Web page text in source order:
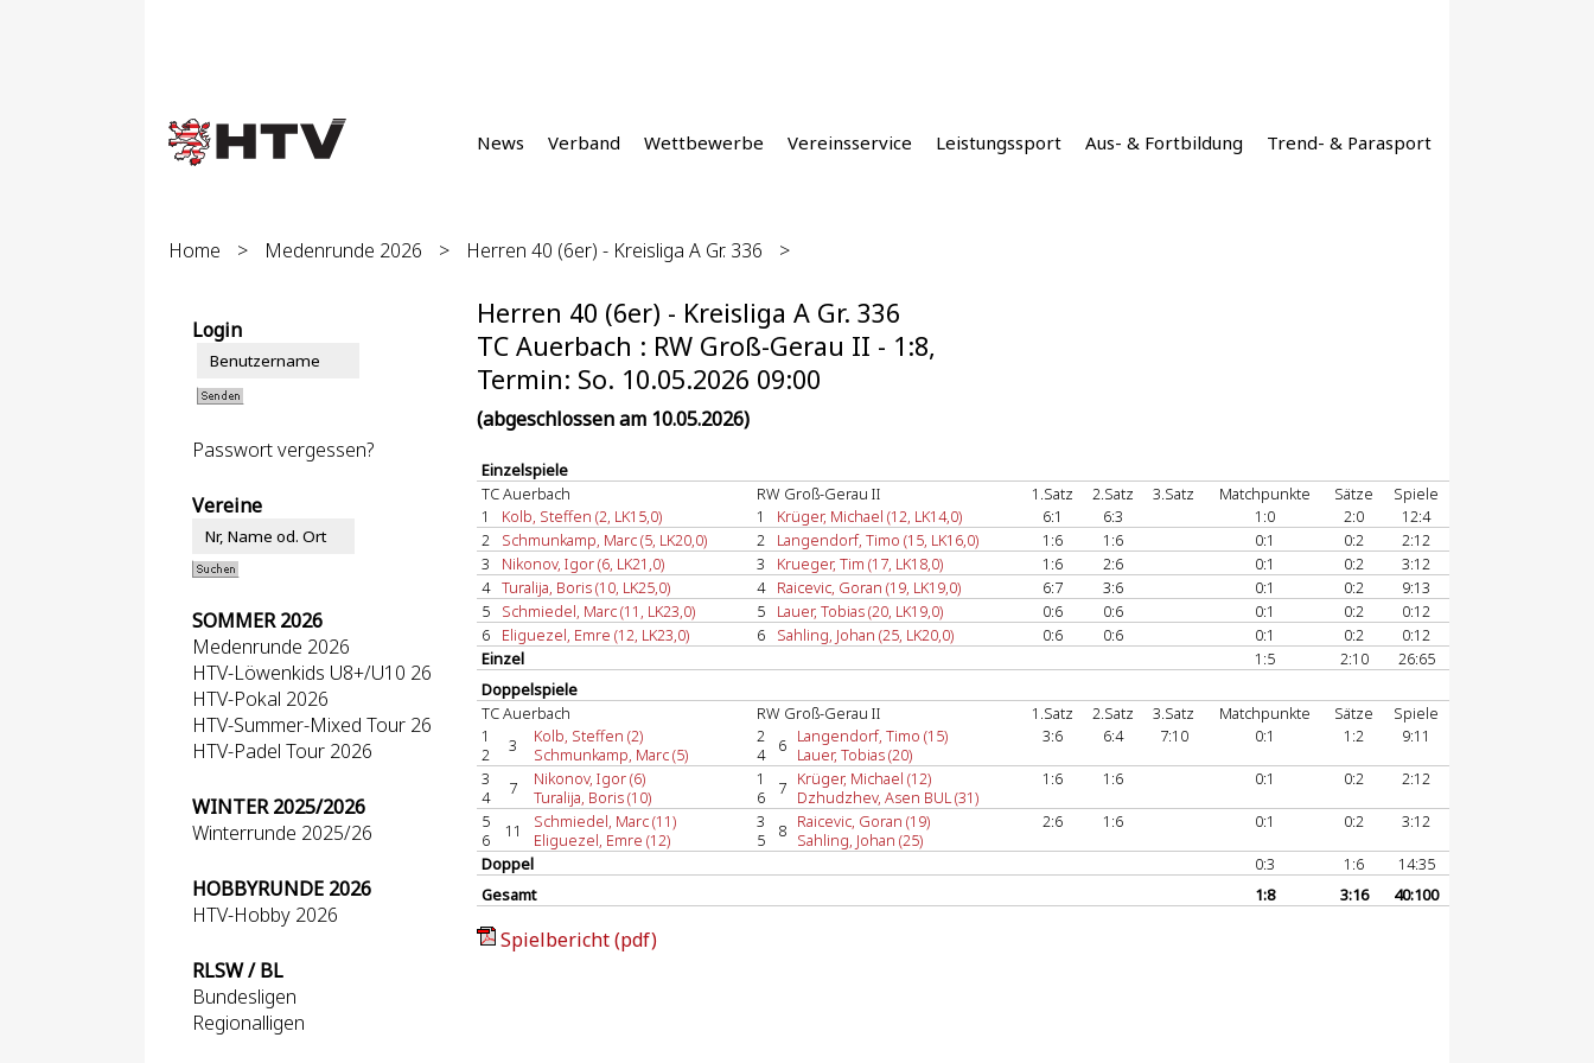
News Verband Wettbewerbe Vereinsservice Leistungssport Aus- & Fortbildung Trend- & Parasport
Home > Medenrunde 2026 > Herren 40 (6er) - Kreisliga A Gr. 336 >
Login
Passwort vergessen?
Vereine
SOMMER 2026
Medenrunde 2026
HTV-Löwenkids U8+/U10 26
HTV-Pokal 2026
HTV-Summer-Mixed Tour 26
HTV-Padel Tour 2026
WINTER 2025/2026
Winterrunde 2025/26
HOBBYRUNDE 2026
HTV-Hobby 2026
RLSW / BL
Bundesligen
Regionalligen
Herren 40 (6er) - Kreisliga A Gr. 336
TC Auerbach : RW Groß-Gerau II - 1:8,
Termin: So. 10.05.2026 09:00
(abgeschlossen am 10.05.2026)
Einzelspiele
TC Auerbach
RW Groß-Gerau II 1.Satz 2.Satz 3.Satz Matchpunkte Sätze
Spiele
1
Kolb, Steffen (2, LK15,0) 1 Krüger, Michael (12, LK14,0) 6:1 6:3 1:0 2:0
12:4
2
Schmunkamp, Marc (5, LK20,0) 2 Langendorf, Timo (15, LK16,0) 1:6 1:6 0:1 0:2
2:12
3
Nikonov, Igor (6, LK21,0) 3 Krueger, Tim (17, LK18,0) 1:6 2:6 0:1 0:2
3:12
4 Turalija, Boris (10, LK25,0) 4 Raicevic, Goran (19, LK19,0) 6:7 3:6 0:1 0:2
9:13
5
Schmiedel, Marc (11, LK23,0) 5 Lauer, Tobias (20, LK19,0) 0:6 0:6 0:1 0:2
0:12
6
Eliguezel, Emre (12, LK23,0) 6 Sahling, Johan (25, LK20,0) 0:6 0:6 0:1 0:2
0:12
Einzel
1:5 2:10
26:65
Doppelspiele
TC Auerbach
RW Groß-Gerau II 1.Satz 2.Satz 3.Satz Matchpunkte Sätze
Spiele
1
2
3
Kolb, Steffen (2)
Schmunkamp, Marc (5)
2
4
6 Langendorf, Timo (15)
Lauer, Tobias (20)
3:6 6:4 7:10 0:1 1:2
9:11
3
4
7
Nikonov, Igor (6)
Turalija, Boris (10)
1
6
7 Krüger, Michael (12)
Dzhudzhev, Asen BUL (31)
1:6 1:6 0:1 0:2
2:12
5
6
11
Schmiedel, Marc (11)
Eliguezel, Emre (12)
3
5
8 Raicevic, Goran (19)
Sahling, Johan (25)
2:6 1:6 0:1 0:2
3:12
Doppel
0:3 1:6
14:35
Gesamt
1:8 3:16 40:100
Spielbericht (pdf)